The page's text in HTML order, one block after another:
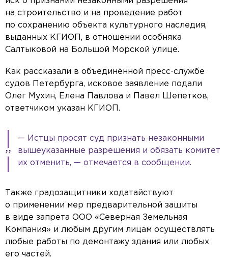
на строительство и на проведение работ
по сохранению объекта культурного наследия,
выданных КГИОП, в отношении особняка
Салтыковой на Большой Морской улице.
Как рассказали в объединённой пресс-службе
судов Петербурга, исковое заявление подали
Олег Мухин, Елена Павлова и Павел Шепетков,
ответчиком указан КГИОП.
— Истцы просят суд признать незаконными
вышеуказанные разрешения и обязать комитет
их отменить, — отмечается в сообщении.
Также градозащитники ходатайствуют
о применении мер предварительной защиты
в виде запрета ООО «Северная Земельная
Компания» и любым другим лицам осуществлять
любые работы по демонтажу здания или любых
его частей.